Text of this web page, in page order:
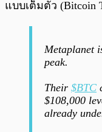
แบบเต็มตัว (Bitcoin
Metaplanet
peak.
Their $BTC
$108,000
already